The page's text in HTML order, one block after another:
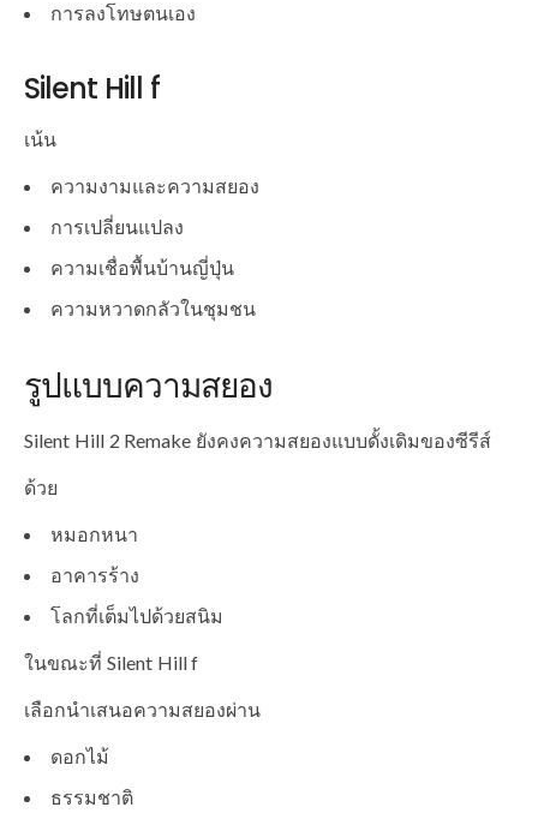
การลงโทษตนเอง
Silent Hill f
เน้น
ความงามและความสยอง
การเปลี่ยนแปลง
ความเชื่อพื้นบ้านญี่ปุ่น
ความหวาดกลัวในชุมชน
รูปแบบความสยอง
Silent Hill 2 Remake ยังคงความสยองแบบดั้งเดิมของซีรีส์
ด้วย
หมอกหนา
อาคารร้าง
โลกที่เต็มไปด้วยสนิม
ในขณะที่ Silent Hill f
เลือกนำเสนอความสยองผ่าน
ดอกไม้
ธรรมชาติ